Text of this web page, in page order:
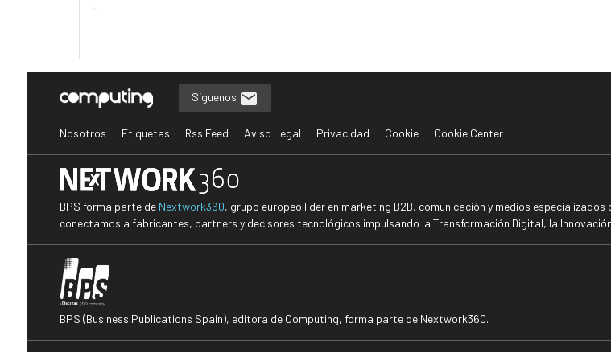
Síguenos
Nosotros Etiquetas Rss Feed Aviso Legal Privacidad Cookie Cookie Center
BPS forma parte de Nextwork360, grupo europeo líder en marketing B2B, comunicación y medios
conectamos a fabricantes, partners y decisores tecnológicos impulsando la Transformación Digital, la
BPS (Business Publications Spain), editora de Computing, forma parte de Nextwork360.